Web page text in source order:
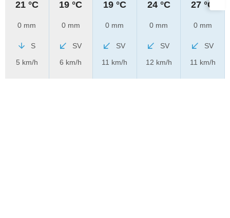
21 °C
0 mm
S
5 km/h
19 °C
0 mm
SV
6 km/h
19 °C
0 mm
SV
11 km/h
24 °C
0 mm
SV
12 km/h
27 °C
0 mm
SV
11 km/h